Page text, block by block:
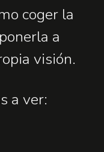
coger la
a
visión.
a ver: